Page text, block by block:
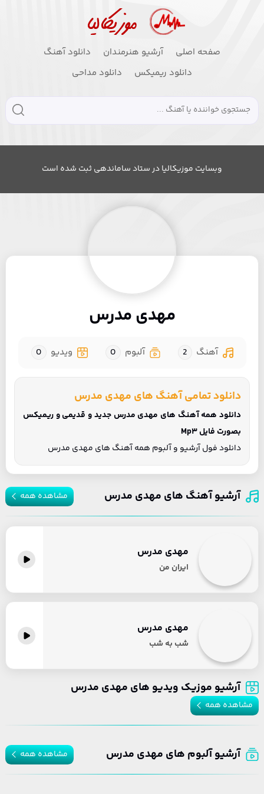
صفحه اصلی آرشیو هنرمندان
دانلود آهنگ
دانلود ریمیکس
دانلود مداحی
وبسایت موزیکالیا در ستاد ساماندهی ثبت شده است
مهدی مدرس
آهنگ 2 آلبوم 0 ویدیو 0
دانلود تمامی آهنگ های مهدی مدرس
دانلود همه آهنگ های مهدی مدرس جدید و قدیمی و ریمیکس
بصورت فایل Mp3
دانلود فول آرشیو و آلبوم همه آهنگ های مهدی مدرس
آرشیو آهنگ های مهدی مدرس مشاهده همه
مهدی مدرس
ایران من
مهدی مدرس
شب به شب
آرشیو موزیک ویدیو های مهدی مدرس
مشاهده همه
آرشیو آلبوم های مهدی مدرس مشاهده همه